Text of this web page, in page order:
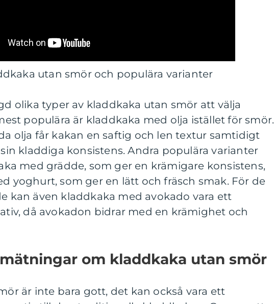
utan smör och populära varianter
olika typer av kladdkaka utan smör att välja
populära är kladdkaka med olja istället för smör.
olja får kakan en saftig och len textur samtidigt
kladdiga konsistens. Andra populära varianter
med grädde, som ger en krämigare konsistens,
yoghurt, som ger en lätt och fräsch smak. För de
kan även kladdkaka med avokado vara ett
då avokadon bidrar med en krämighet och
om kladdkaka utan smör
är inte bara gott, det kan också vara ett